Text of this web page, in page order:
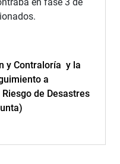
y Contraloría y la
a
de Desastres